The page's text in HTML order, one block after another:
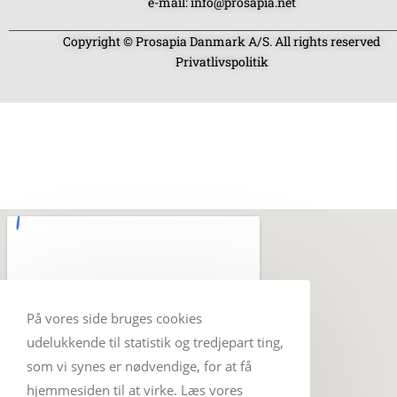
Copyright © Prosapia Danmark A/S. All rights reserved
Privatlivspolitik
På vores side bruges cookies
udelukkende til statistik og tredjepart ting,
som vi synes er nødvendige, for at få
hjemmesiden til at virke. Læs vores